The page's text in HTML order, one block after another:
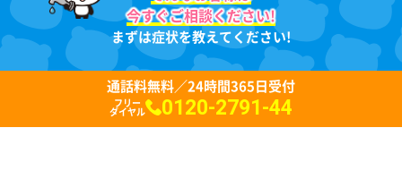
今すぐご相談ください!
まずは症状を教えてください!
通話料無料／24時間365日受付
フリー
ダイヤル 0120-2791-44